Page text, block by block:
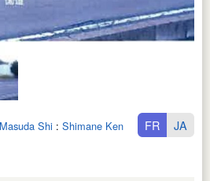
Shi : Shimane Ken FR JA